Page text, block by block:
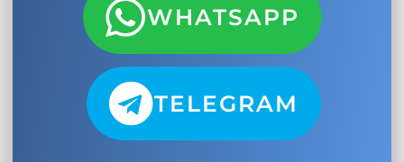
WHATSAPP
TELEGRAM